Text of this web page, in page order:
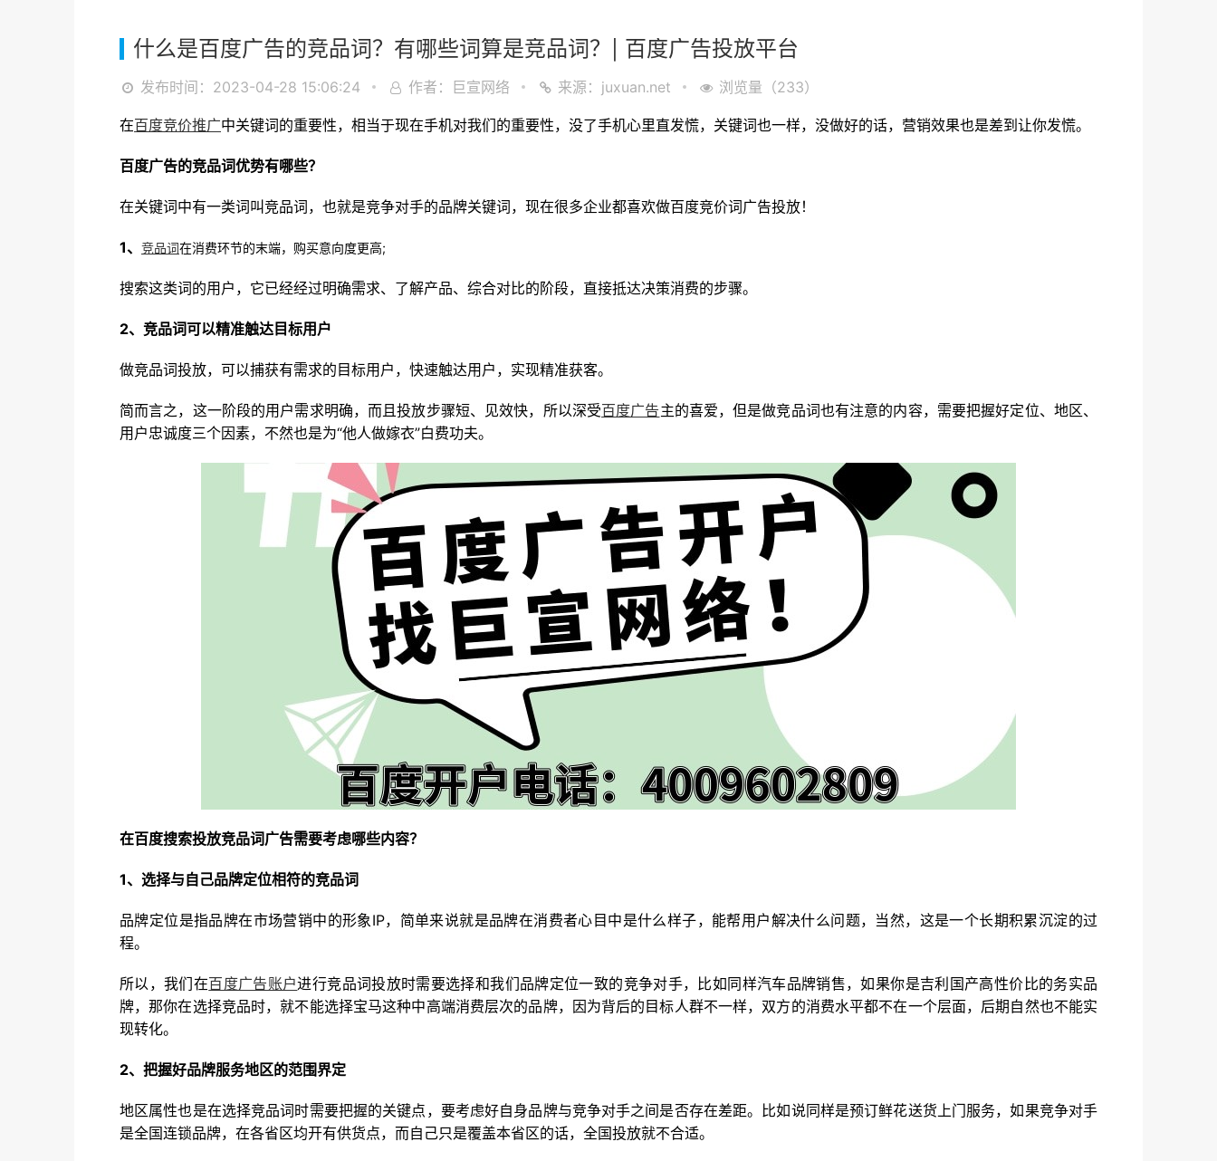
什么是百度广告的竞品词？有哪些词算是竞品词？| 百度广告投放平台
发布时间：2023-04-28 15:06:24 作者：巨宣网络 来源：juxuan.net 浏览量（233）
在百度竞价推广中关键词的重要性，相当于现在手机对我们的重要性，没了手机心里直发慌，关键词也一样，没做好的话，营销效果也是差到让你发慌。
百度广告的竞品词优势有哪些？
在关键词中有一类词叫竞品词，也就是竞争对手的品牌关键词，现在很多企业都喜欢做百度竞价词广告投放！
1、 竞品词在消费环节的末端，购买意向度更高;
搜索这类词的用户，它已经经过明确需求、了解产品、综合对比的阶段，直接抵达决策消费的步骤。
2、竞品词可以精准触达目标用户
做竞品词投放，可以捕获有需求的目标用户，快速触达用户，实现精准获客。
简而言之，这一阶段的用户需求明确，而且投放步骤短、见效快，所以深受百度广告主的喜爱，但是做竞品词也有注意的内容，需要把握好定位、地区、
用户忠诚度三个因素，不然也是为“他人做嫁衣”白费功夫。
在百度搜索投放竞品词广告需要考虑哪些内容？
1、选择与自己品牌定位相符的竞品词
品牌定位是指品牌在市场营销中的形象IP，简单来说就是品牌在消费者心目中是什么样子，能帮用户解决什么问题，当然，这是一个长期积累沉淀的过
程。
所以，我们在百度广告账户进行竞品词投放时需要选择和我们品牌定位一致的竞争对手，比如同样汽车品牌销售，如果你是吉利国产高性价比的务实品
牌，那你在选择竞品时，就不能选择宝马这种中高端消费层次的品牌，因为背后的目标人群不一样，双方的消费水平都不在一个层面，后期自然也不能实
现转化。
2、把握好品牌服务地区的范围界定
地区属性也是在选择竞品词时需要把握的关键点，要考虑好自身品牌与竞争对手之间是否存在差距。比如说同样是预订鲜花送货上门服务，如果竞争对手
是全国连锁品牌，在各省区均开有供货点，而自己只是覆盖本省区的话，全国投放就不合适。